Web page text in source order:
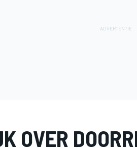
OVER